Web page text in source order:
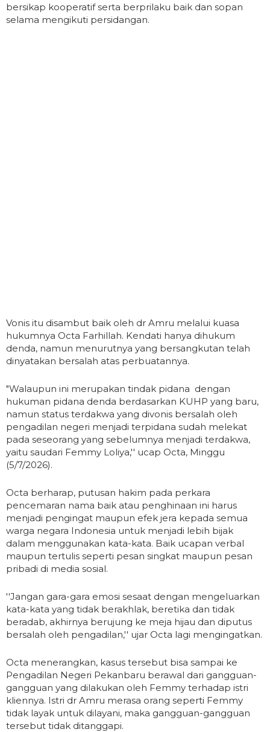
bersikap kooperatif serta berprilaku baik dan sopan
selama mengikuti persidangan.
Vonis itu disambut baik oleh dr Amru melalui kuasa
hukumnya Octa Farhillah. Kendati hanya dihukum
denda, namun menurutnya yang bersangkutan telah
dinyatakan bersalah atas perbuatannya.
"Walaupun ini merupakan tindak pidana dengan
hukuman pidana denda berdasarkan KUHP yang baru,
namun status terdakwa yang divonis bersalah oleh
pengadilan negeri menjadi terpidana sudah melekat
pada seseorang yang sebelumnya menjadi terdakwa,
yaitu saudari Femmy Loliya,'' ucap Octa, Minggu
(5/7/2026).
Octa berharap, putusan hakim pada perkara
pencemaran nama baik atau penghinaan ini harus
menjadi pengingat maupun efek jera kepada semua
warga negara Indonesia untuk menjadi lebih bijak
dalam menggunakan kata-kata. Baik ucapan verbal
maupun tertulis seperti pesan singkat maupun pesan
pribadi di media sosial.
''Jangan gara-gara emosi sesaat dengan mengeluarkan
kata-kata yang tidak berakhlak, beretika dan tidak
beradab, akhirnya berujung ke meja hijau dan diputus
bersalah oleh pengadilan,'' ujar Octa lagi mengingatkan.
Octa menerangkan, kasus tersebut bisa sampai ke
Pengadilan Negeri Pekanbaru berawal dari gangguan-
gangguan yang dilakukan oleh Femmy terhadap istri
kliennya. Istri dr Amru merasa orang seperti Femmy
tidak layak untuk dilayani, maka gangguan-gangguan
tersebut tidak ditanggapi.